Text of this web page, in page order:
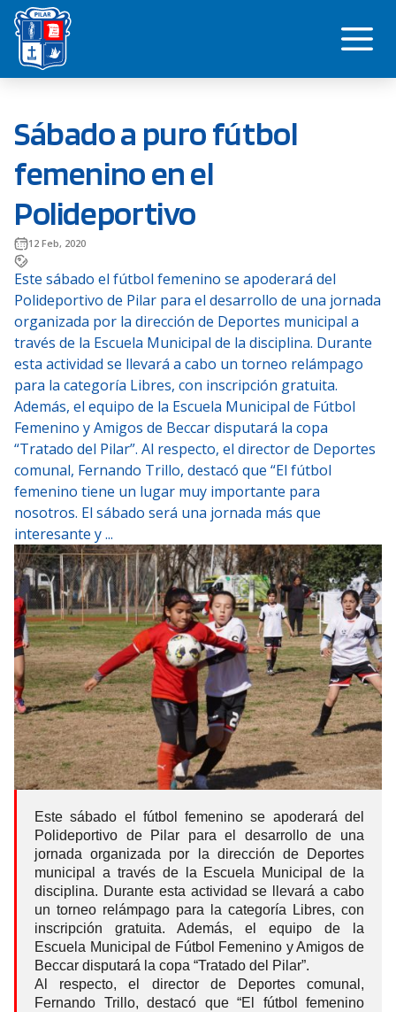
Saltar
contenido
Sábado a puro fútbol
femenino en el
Polideportivo
12 Feb, 2020
Este sábado el fútbol femenino se apoderará del
Polideportivo de Pilar para el desarrollo de una jornada
organizada por la dirección de Deportes municipal a
través de la Escuela Municipal de la disciplina. Durante
esta actividad se llevará a cabo un torneo relámpago
para la categoría Libres, con inscripción gratuita.
Además, el equipo de la Escuela Municipal de Fútbol
Femenino y Amigos de Beccar disputará la copa
“Tratado del Pilar”. Al respecto, el director de Deportes
comunal, Fernando Trillo, destacó que “El fútbol
femenino tiene un lugar muy importante para
nosotros. El sábado será una jornada más que
interesante y ...
Este sábado el fútbol femenino se apoderará del
Polideportivo de Pilar para el desarrollo de una
jornada organizada por la dirección de Deportes
municipal a través de la Escuela Municipal de la
disciplina. Durante esta actividad se llevará a cabo
un torneo relámpago para la categoría Libres, con
inscripción gratuita. Además, el equipo de la
Escuela Municipal de Fútbol Femenino y Amigos de
Beccar disputará la copa “Tratado del Pilar”.
Al respecto, el director de Deportes comunal,
Fernando Trillo, destacó que “El fútbol femenino